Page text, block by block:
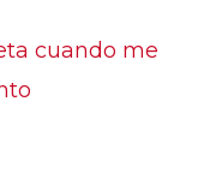
cuando me